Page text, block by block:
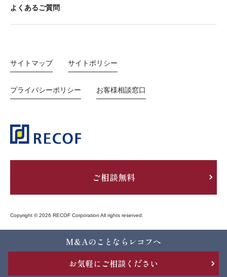
よくあるご質問
サイトマップ サイトポリシー
プライバシーポリシー お客様相談窓口
ご相談無料
Copyright © 2026 RECOF Corporation All rights reserved.
M&Aのことならレコフへ
お気軽にご相談ください